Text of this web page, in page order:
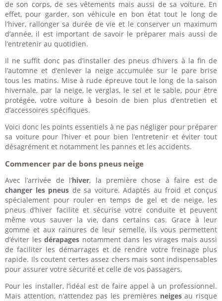
de son corps, de ses vêtements mais aussi de sa voiture. En
effet, pour garder, son véhicule en bon état tout le long de
l’hiver, rallonger sa durée de vie et le conserver un maximum
d’année, il est important de savoir le préparer mais aussi de
l’entretenir au quotidien.
Il ne suffit donc pas d’installer des pneus d’hivers à la fin de
l’automne et d’enlever la neige accumulée sur le pare brise
tous les matins. Mise à rude épreuve tout le long de la saison
hivernale, par la neige, le verglas, le sel et le sable, pour être
protégée, votre voiture à besoin de bien plus d’entretien et
d’accessoires spécifiques.
Voici donc les points essentiels à ne pas négliger pour préparer
sa voiture pour l’hiver et pour bien l’entretenir et éviter tout
désagrément et notamment les pannes et les accidents.
Commencer par de bons pneus neige
Avec l’arrivée de l’hiver, la première chose à faire est de
changer les pneus de sa voiture. Adaptés au froid et conçus
spécialement pour rouler en temps de gel et de neige, les
pneus d’hiver facilite et sécurise votre conduite et peuvent
même vous sauver la vie, dans certains cas. Grace à leur
gomme et aux rainures de leur semelle, ils vous permettent
d’éviter les dérapages notamment dans les virages mais aussi
de faciliter les démarrages et de rendre votre freinage plus
rapide. Ils coutent certes assez chers mais sont indispensables
pour assurer votre sécurité et celle de vos passagers.
Pour les installer, l’idéal est de faire appel à un professionnel.
Mais attention, n’attendez pas les premières neigesau risque